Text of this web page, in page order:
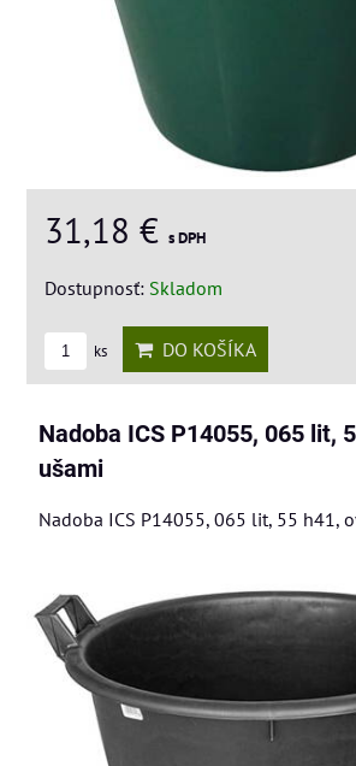
31,18 € s DPH
Dostupnosť: Skladom
ks DO KOŠÍKA
Nadoba ICS P14055, 065 lit,
ušami
Nadoba ICS P14055, 065 lit, 55 h41,